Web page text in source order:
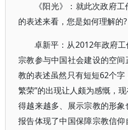
《阳光》：就此次政府
的表述来看，您是如何理解的?
卓新平：从2012年政府工
宗教参与中国社会建设的空
教的表述虽然只有短短62个字
繁荣”的出现让人颇为感慨，
得越来越多、展示宗教的形
报告体现了中国保障宗教信